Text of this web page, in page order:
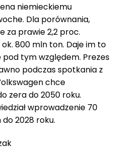
niemieckiemu
Dla porównania,
za prawie 2,2 proc.
800 mln ton. Daje im to
tym względem. Prezes
podczas spotkania z
chce
zera do 2050 roku.
wprowadzenie 70
2028 roku.